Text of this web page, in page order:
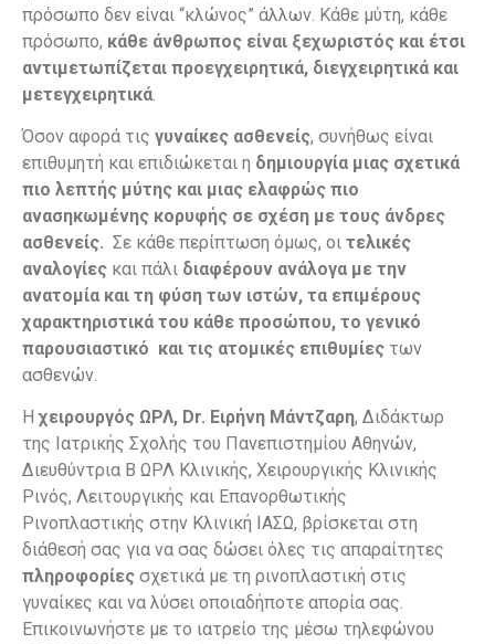
πρόσωπο δεν είναι “κλώνος” άλλων. Κάθε μύτη, κάθε
πρόσωπο, κάθε άνθρωπος είναι ξεχωριστός και έτσι
αντιμετωπίζεται προεγχειρητικά, διεγχειρητικά και
μετεγχειρητικά
Όσον αφορά τις γυναίκες ασθενείς, συνήθως είναι
επιθυμητή και επιδιώκεται η δημιουργία μιας σχετικά
πιο λεπτής μύτης και μιας ελαφρώς πιο
ανασηκωμένης κορυφής σε σχέση με τους άνδρες
ασθενείς. Σε κάθε περίπτωση όμως, οι τελικές
αναλογίες και πάλι διαφέρουν ανάλογα με την
ανατομία και τη φύση των ιστών, τα επιμέρους
χαρακτηριστικά του κάθε προσώπου, το γενικό
παρουσιαστικό και τις ατομικές επιθυμίες των
ασθενών.
Ηχειρουργός ΩΡΛ, Dr. Ειρήνη Μάντζαρη, Διδάκτωρ
της Ιατρικής Σχολής του Πανεπιστημίου Αθηνών,
Διευθύντρια Β ΩΡΛ Κλινικής, Χειρουργικής Κλινικής
Ρινός, Λειτουργικής και Επανορθωτικής
Ρινοπλαστικής στην Κλινική ΙΑΣΩ, βρίσκεται στη
διάθεσή σας για να σας δώσει όλες τις απαραίτητες
πληροφορίες σχετικά με τη ρινοπλαστική στις
γυναίκες και να λύσει οποιαδήποτε απορία σας.
Επικοινωνήστε με το ιατρείο της μέσω τηλεφώνου